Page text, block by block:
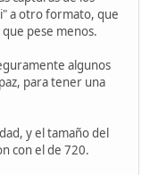
a otro formato, que
que pese menos.
algunos
para tener una
y el tamaño del
con el de 720.